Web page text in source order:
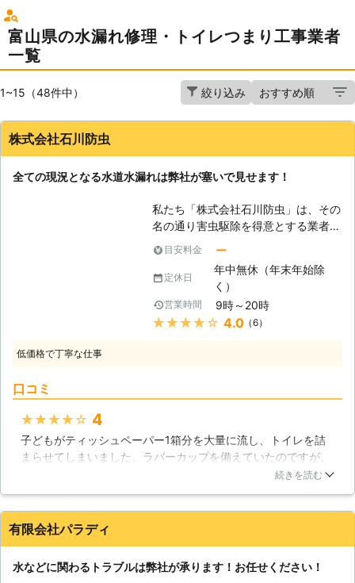
富山県の水漏れ修理・トイレつまり工事業者
一覧
1~15（48件中） 絞り込み
株式会社石川防虫
全ての現況となる水道水漏れは弊社が塞いで見せます！
私たち「株式会社石川防虫」は、その
名の通り害虫駆除を得意とする業者で
す。そうなりますと、「水トラブルと
何の関係が？」と疑問に思われるかも
しれません。しかし、害虫を防ぐため
にはお住まいを健常な状態に保つ必要
があり、そのためには水に関する知識
が必要不可欠なのです。 【高温多湿
す。水漏れが頻発すれば、建材の腐食
を促してしまうのはもちろん、やがて
は家財まで浸食されてしまいます。そ
うならないうちに、水道トラブルは解
決しなければなりません。 【見えな
中をご覧になったことはほとんど無い
のではないでしょうか。私たちは害虫
目安料金 ー
定休日
年中無休（年末年始除
く）
営業時間 9時～20時
★★★★★ 4.0（6）
低価格で丁寧な仕事
口コミ
★★★★★ 4
子どもがティッシュペーパー1箱分を大量に流し、トイレを詰
まらせてしまいました。ラバーカップを備えていたのですが、
水があふれてしまい自分の手に負えませんでした。業者さんに
ってようやく貫通。トイレのことなので迅速に対応していただ
き助かりました。ラバーカップの使い方についてもコツがあり
続きを読む
有限会社パラディ
水などに関わるトラブルは弊社が承ります！お任せください！